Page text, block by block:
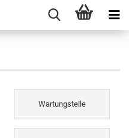
Wartungsteile